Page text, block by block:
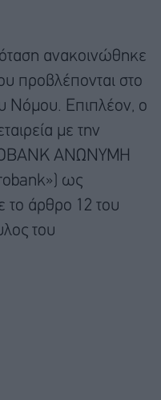
ανακοινώθηκε
προβλέπονται στο
Νόμου. Επιπλέον, ο
με την
ΑΝΩΝΥΜΗ
ως
άρθρο 12 του
του